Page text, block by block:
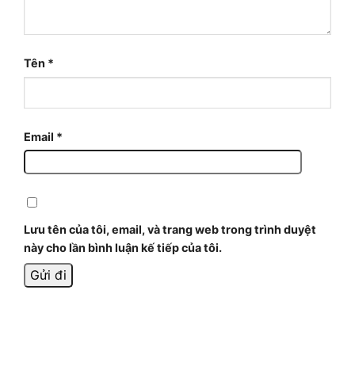
Tên *
Email *
Lưu tên của tôi, email, và trang web trong trình duyệt
này cho lần bình luận kế tiếp của tôi.